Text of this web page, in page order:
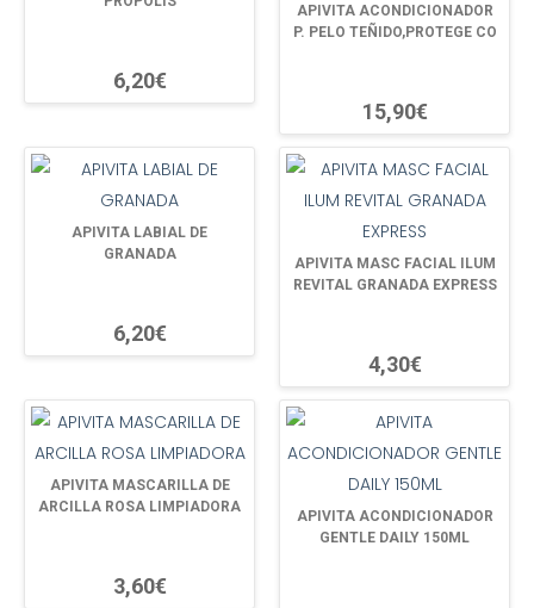
6,20€
APIVITA ACONDICIONADOR
P. PELO TEÑIDO,PROTEGE CO
15,90€
APIVITA LABIAL DE
GRANADA
6,20€
APIVITA MASC FACIAL ILUM
REVITAL GRANADA EXPRESS
4,30€
APIVITA MASCARILLA DE
ARCILLA ROSA LIMPIADORA
3,60€
APIVITA ACONDICIONADOR
GENTLE DAILY 150ML